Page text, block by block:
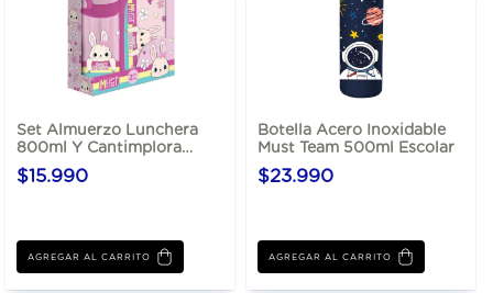
Set Almuerzo Lunchera
800ml Y Cantimplora
Aluminio 500ml
$15.990
AGREGAR AL CARRITO
Botella Acero Inoxidable
Must Team 500ml Escolar
$23.990
AGREGAR AL CARRITO